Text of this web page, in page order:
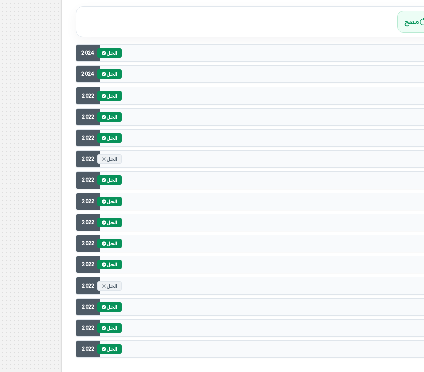
مسح
2024 الحل
2024 الحل
2022 الحل
2022 الحل
2022 الحل
2022 الحل
2022 الحل
2022 الحل
2022 الحل
2022 الحل
2022 الحل
2022 الحل
2022 الحل
2022 الحل
2022 الحل